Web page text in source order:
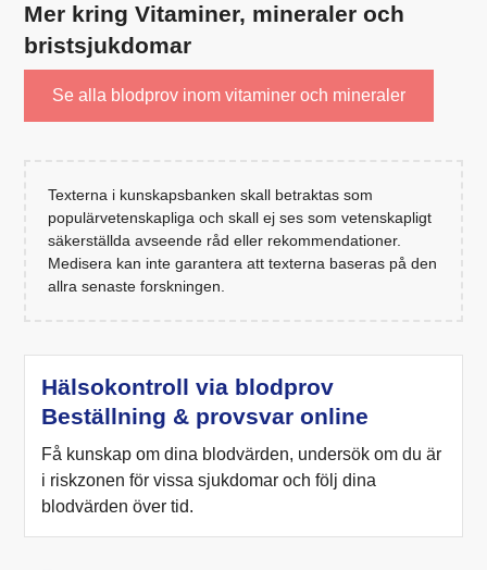
Mer kring Vitaminer, mineraler och
bristsjukdomar
Se alla blodprov inom vitaminer och mineraler
Texterna i kunskapsbanken skall betraktas som
populärvetenskapliga och skall ej ses som vetenskapligt
säkerställda avseende råd eller rekommendationer.
Medisera kan inte garantera att texterna baseras på den
allra senaste forskningen.
Hälsokontroll via blodprov
Beställning & provsvar online
Få kunskap om dina blodvärden, undersök om du är
i riskzonen för vissa sjukdomar och följ dina
blodvärden över tid.